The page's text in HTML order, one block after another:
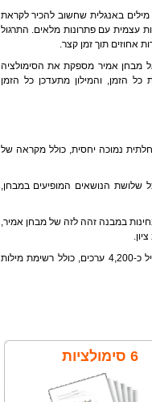
מילים באנגלית שחשוב להכיר לקראת
5 מבחני אמיר להתנסות עצמית עם פתרונות מלאים. התרגול
אחוזים תוך זמן קצר.
מבחן אמיר מספקת את הסימולציה
הזמן, והמילון מתעדכן כל הזמן
נמוכה יחסית, כולל מקראה של
שלושת הנושאים המופיעים במבחן,
בחינות במבנה זהה לזה של מבחן אמיר,
- מילון מקיף ומעודכן המכיל כ-4,200 ערכים, כולל רשימת מילות
6 סימולציות